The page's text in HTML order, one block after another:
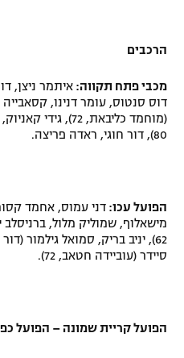
הרכבים
מכבי פתח תקווה:
דוס סנטוס, עומר דנינו, קסאבייה
(מוחמד כליבאת, 72),
80), דור חוגי, ראדה פריצה
.
הפועל עכו: דני עמוס, אחמד
מישאלוף, שמוליק מלול, ברניסלב
סיידר (עוביידה חטאב, 72).
הפועל קריית שמונה – הפועל כפר